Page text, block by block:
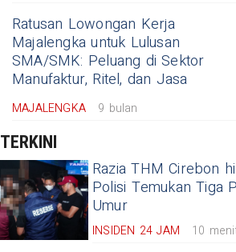
Ratusan Lowongan Kerja
Majalengka untuk Lulusan
SMA/SMK: Peluang di Sektor
Manufaktur, Ritel, dan Jasa
MAJALENGKA 9 bulan
TERKINI
Razia THM Cirebon
Polisi Temukan Tiga
Umur
INSIDEN 24 JAM 10